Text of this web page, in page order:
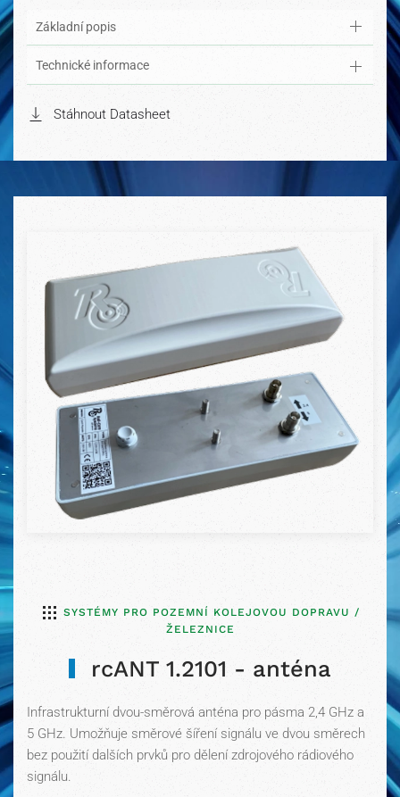
Základní popis
Technické informace
Stáhnout Datasheet
SYSTÉMY PRO POZEMNÍ KOLEJOVOU DOPRAVU /
ŽELEZNICE
rcANT 1.2101 - anténa
Infrastrukturní dvou-směrová anténa pro pásma 2,4 GHz a
5 GHz. Umožňuje směrové šíření signálu ve dvou směrech
bez použití dalších prvků pro dělení zdrojového rádiového
signálu.